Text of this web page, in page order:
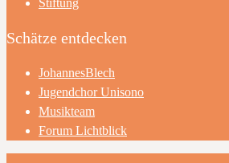
Schätze entdecken
JohannesBlech
Jugendchor Unisono
Musikteam
Forum Lichtblick